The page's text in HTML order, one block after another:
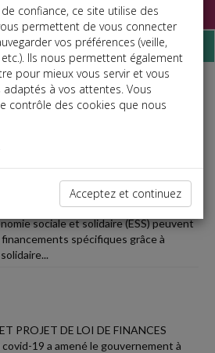
dépêches
DE L'ÉCONOMIE SOCIALE
sociale et solidaire (ESS) peuvent
spécifiques grâce à
PROJET DE LOI DE FINANCES
19 a amené le gouvernement à
confiance, ce site utilise des
permettent de vous connecter
vos préférences (veille,
Ils nous permettent également
pour mieux vous servir et vous
à vos attentes. Vous
contrôle des cookies que nous
Acceptez et continuez